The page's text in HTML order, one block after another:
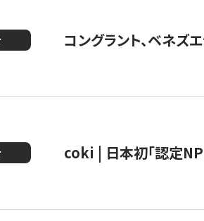
コングラント、ベネズ
coki | 日本初「認定